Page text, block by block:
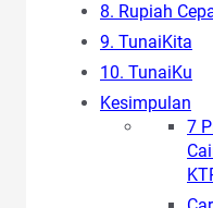
8. Rupiah
9. TunaiKita
10. TunaiKu
Kesimpulan
7